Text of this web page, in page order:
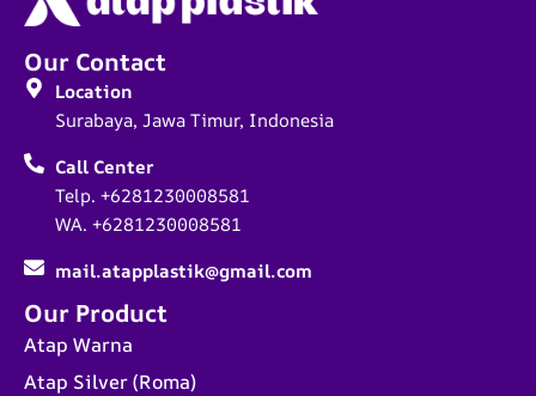
Our Product
Atap Warna
Atap Silver (Roma)
Our Contact
Location
Surabaya, Jawa Timur, Indonesia
Call Center
Telp. +6281230008581
WA. +6281230008581
mail.atapplastik@gmail.com